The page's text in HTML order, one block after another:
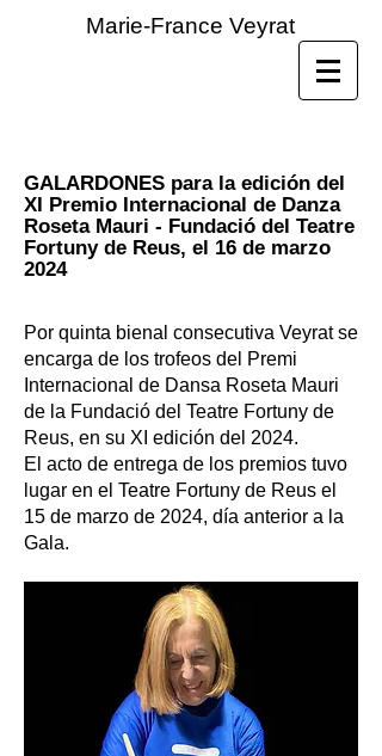
Marie-France Veyrat
GALARDONES para la edición del
XI Premio Internacional de Danza
Roseta Mauri - Fundació del Teatre
Fortuny de Reus, el 16 de marzo
2024
Por quinta bienal consecutiva Veyrat se
encarga de los trofeos del Premi
Internacional de Dansa Roseta Mauri
de la Fundació del Teatre Fortuny de
Reus, en su XI edición del 2024.
El acto de entrega de los premios tuvo
lugar en el Teatre Fortuny de Reus el
15 de marzo de 2024, día anterior a la
Gala.